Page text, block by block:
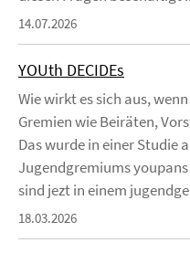
14.07.2026
YOUth DECIDEs
Wie wirkt es sich aus,
Gremien wie Beiräten,
Das wurde in einer Studie
Jugendgremiums
sind jezt in einem
18.03.2026